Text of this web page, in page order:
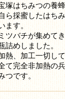
塚はちみつの養
ら採蜜したはち
ます。
ツバチが集めて
詰めしました。
熱、加工一切し
て完全非加熱の
つです。